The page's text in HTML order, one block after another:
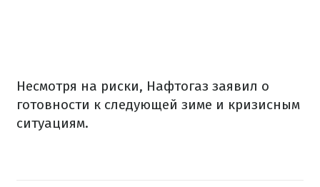
Несмотря на риски, Нафтогаз заявил о
готовности к следующей зиме и кризисным
ситуациям.